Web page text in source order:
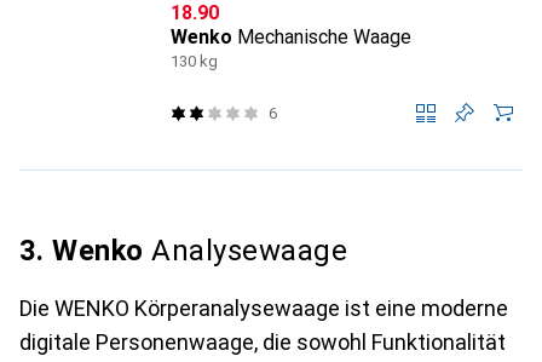
CHF
18.90
Wenko Mechanische Waage
130 kg
6
3. Wenko Analysewaage
Die WENKO Körperanalysewaage ist eine moderne
digitale Personenwaage, die sowohl Funktionalität